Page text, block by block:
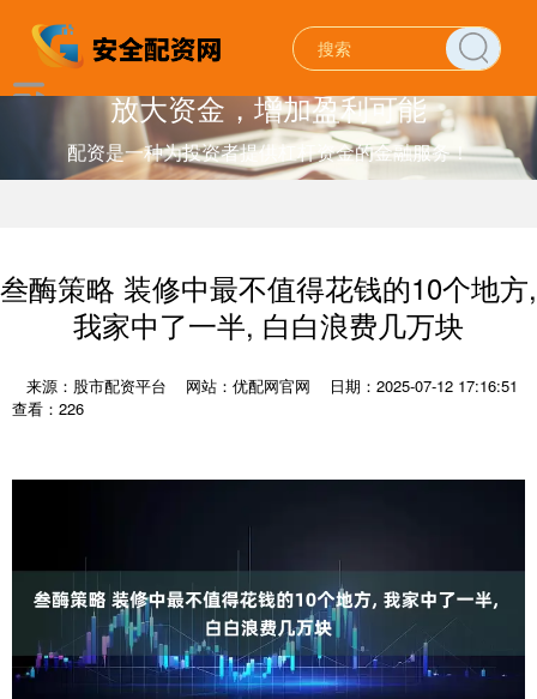
放大资金，增加盈利可能
配资是一种为投资者提供杠杆资金的金融服务！
叁酶策略 装修中最不值得花钱的10个地方,
我家中了一半, 白白浪费几万块
来源：股市配资平台 网站：优配网官网
日期：2025-07-12 17:16:51
查看：226